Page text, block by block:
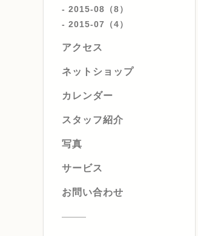
2015-08（8）
2015-07（4）
アクセス
ネットショップ
カレンダー
スタッフ紹介
写真
サービス
お問い合わせ